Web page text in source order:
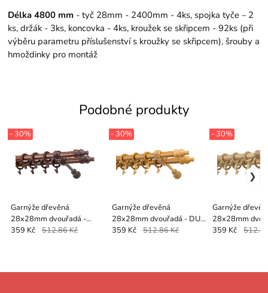
Délka 4800 mm - tyč 28mm - 2400mm - 4ks, spojka tyče – 2
ks, držák - 3ks, koncovka - 4ks, kroužek se skřipcem - 92ks (při
výběru parametru příslušenství s kroužky se skřipcem), šrouby a
hmoždinky pro montáž
Podobné produkty
Garnýže dřevěná
28x28mm dvouřadá -
OŘECH
- 30%
359 Kč 512.86 Kč
Garnýže dřevěná
28x28mm dvouřadá - DUB
ZLATÝ
- 30%
359 Kč 512.86 Kč
Garnýže
28x28mm
BOROVICE
- 30%
359 Kč